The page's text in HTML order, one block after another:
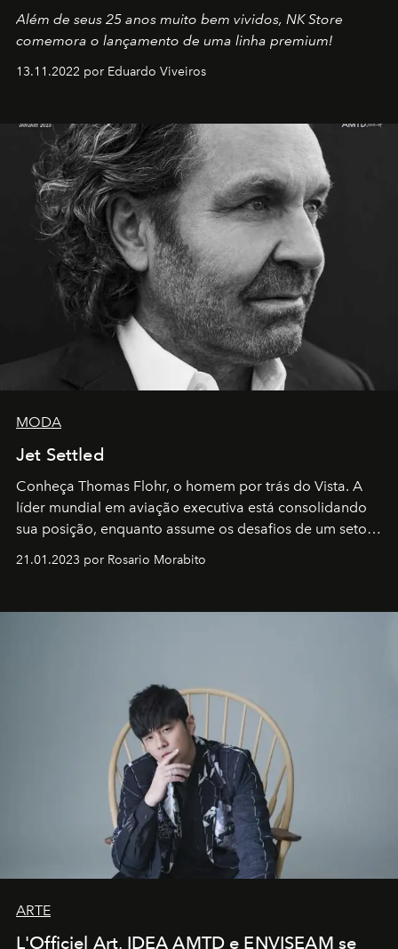
Além de seus 25 anos muito bem vividos, NK Store
comemora o lançamento de uma linha premium!
13.11.2022 por Eduardo Viveiros
MODA
Jet Settled
Conheça Thomas Flohr, o homem por trás do Vista. A
líder mundial em aviação executiva está consolidando
sua posição, enquanto assume os desafios de um setor
em rápida evolução e redefinindo o conceito de luxo
21.01.2023 por Rosario Morabito
ARTE
L'Officiel Art, IDEA AMTD e ENVISEAM se